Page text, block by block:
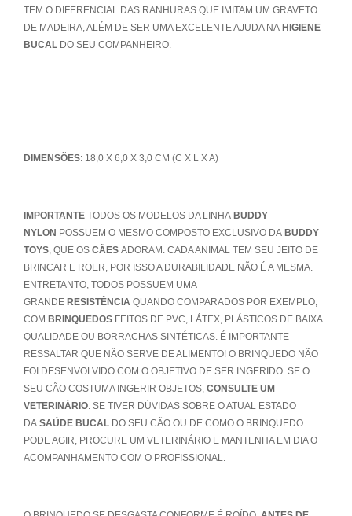
TEM O DIFERENCIAL DAS RANHURAS QUE IMITAM UM GRAVETO
DE MADEIRA, ALÉM DE SER UMA EXCELENTE AJUDA NA HIGIENE
BUCAL DO SEU COMPANHEIRO.
DIMENSÕES: 18,0 X 6,0 X 3,0 CM (C X L X A)
IMPORTANTE TODOS OS MODELOS DA LINHA BUDDY
NYLON POSSUEM O MESMO COMPOSTO EXCLUSIVO DA BUDDY
TOYS, QUE OS CÃES ADORAM. CADA ANIMAL TEM SEU JEITO DE
BRINCAR E ROER, POR ISSO A DURABILIDADE NÃO É A MESMA.
ENTRETANTO, TODOS POSSUEM UMA
GRANDE RESISTÊNCIA QUANDO COMPARADOS POR EXEMPLO,
COM BRINQUEDOS FEITOS DE PVC, LÁTEX, PLÁSTICOS DE BAIXA
QUALIDADE OU BORRACHAS SINTÉTICAS. É IMPORTANTE
RESSALTAR QUE NÃO SERVE DE ALIMENTO! O BRINQUEDO NÃO
FOI DESENVOLVIDO COM O OBJETIVO DE SER INGERIDO. SE O
SEU CÃO COSTUMA INGERIR OBJETOS, CONSULTE UM
VETERINÁRIO. SE TIVER DÚVIDAS SOBRE O ATUAL ESTADO
DA SAÚDE BUCAL DO SEU CÃO OU DE COMO O BRINQUEDO
PODE AGIR, PROCURE UM VETERINÁRIO E MANTENHA EM DIA O
ACOMPANHAMENTO COM O PROFISSIONAL.